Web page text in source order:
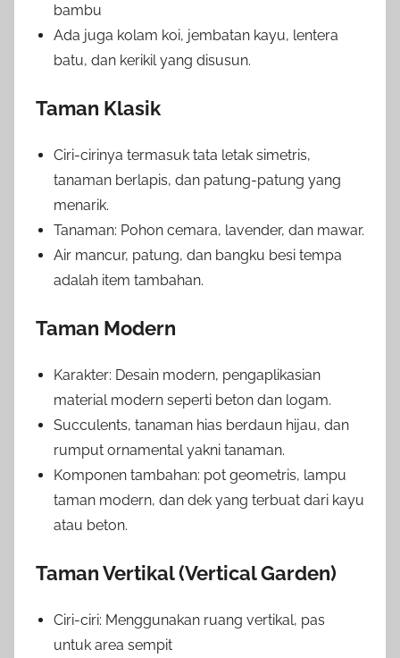
bambu
Ada juga kolam koi, jembatan kayu, lentera
batu, dan kerikil yang disusun.
Taman Klasik
Ciri-cirinya termasuk tata letak simetris,
tanaman berlapis, dan patung-patung yang
menarik.
Tanaman: Pohon cemara, lavender, dan mawar.
Air mancur, patung, dan bangku besi tempa
adalah item tambahan.
Taman Modern
Karakter: Desain modern, pengaplikasian
material modern seperti beton dan logam.
Succulents, tanaman hias berdaun hijau, dan
rumput ornamental yakni tanaman.
Komponen tambahan: pot geometris, lampu
taman modern, dan dek yang terbuat dari kayu
atau beton.
Taman Vertikal (Vertical Garden)
Ciri-ciri: Menggunakan ruang vertikal, pas
untuk area sempit